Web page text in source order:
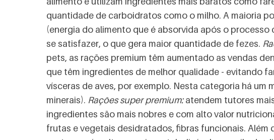
quantidade de carboidratos como o milho. A maioria
(energia do alimento que é absorvida após o
se satisfazer, o que gera maior quantidade de fezes.
pets, as rações premium têm aumentado as vendas
que têm ingredientes de melhor qualidade - evitando
vísceras de aves, por exemplo. Nesta categoria há
minerais). Rações super premium:atendem tutores
ingredientes são mais nobres e com alto valor
frutas e vegetais desidratados, fibras funcionais.